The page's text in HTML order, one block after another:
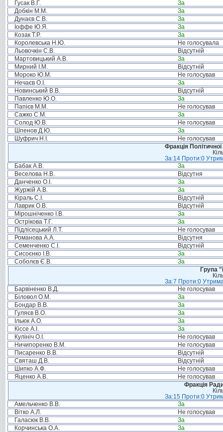
Гусак В.Г.
За
Добкін М.М.
За
Дунаєв С.В.
За
Іоффе Ю.Я.
За
Козак Т.Р.
За
Королевська Н.Ю.
Не голосувала
Льовочкін С.В.
Відсутній
Мартовицький А.В.
За
Мирний І.М.
Відсутній
Мороко Ю.М.
Не голосував
Нечаєв О.І.
За
Новинський В.В.
Відсутній
Павленко Ю.О.
За
Папієв М.М.
Не голосував
Сажко С.М.
За
Солод Ю.В.
Не голосував
Шпенов Д.Ю.
За
Шуфрич Н.І.
Не голосував
Фракція
За:14 Проти:0
Бабак А.В.
За
Веселова Н.В.
Відсутня
Данченко О.І.
За
Журжій А.В.
За
Кіраль С.І.
Відсутній
Лаврик О.В.
Відсутній
Мірошніченко І.В.
За
Острікова Т.Г.
За
Підлісецький Л.Т.
Не голосував
Романова А.А.
Відсутня
Семенченко С.І.
Відсутній
Сисоєнко І.В.
За
Соболєв Є.В.
За
Група
За:7 Проти:0
Барвіненко В.Д.
Не голосував
Біловол О.М.
За
Бондар В.В.
За
Гуляєв В.О.
За
Ільюк А.О.
За
Кіссе А.І.
За
Кулініч О.І.
Не голосував
Ничипоренко В.М.
Не голосував
Писаренко В.В.
Відсутній
Святаш Д.В.
Відсутній
Шипко А.Ф.
Не голосував
Яценко А.В.
Не голосував
Фракція
За:15 Проти:0
Амельченко В.В.
За
Вітко А.Л.
Не голосував
Галасюк В.В.
За
Корчинська О.А.
За